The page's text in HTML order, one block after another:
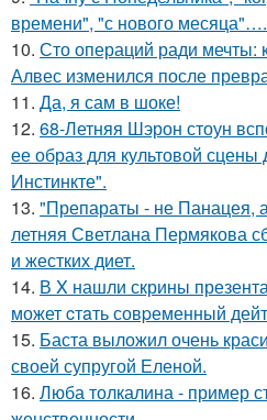
времени", "с нового месяца"….
10. Сто операций ради мечты:
Алвес изменился после
11. Да, я сам в шоке!
12. 68-Летняя Шэрон стоун
ее образ для культовой
Инстинкте".
13. "Препараты - не Панацея,
летняя Светлана Пермякова
и жестких диет.
14. В X нашли скрины
может cтaть совpеменный
15. Баста выложил очень
своей супругой Еленой.
16. Люба толкалина - пример